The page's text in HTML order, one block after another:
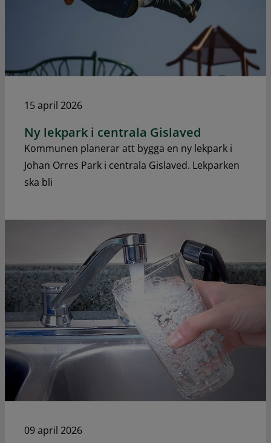
15 april 2026
Ny lekpark i centrala Gislaved
Kommunen planerar att bygga en ny lekpark i
Johan Orres Park i centrala Gislaved. Lekparken
ska bli
09 april 2026